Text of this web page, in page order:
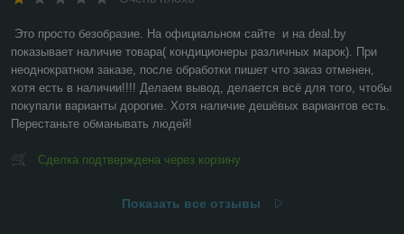
Это просто безобразие. На официальном сайте  и на deal.by
показывает наличие товара( кондиционеры различных марок). При
неоднократном заказе, после обработки пишет что заказ отменен,
хотя есть в наличии!!!! Делаем вывод, делается всё для того, чтобы
покупали варианты дорогие. Хотя наличие дешёвых вариантов есть.
Перестаньте обманывать людей!
Сделка подтверждена через корзину
Показать все отзывы